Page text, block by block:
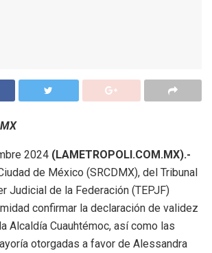
2024 (LAMETROPOLI.COM.MX).-
de México (SRCDMX), del Tribunal
Judicial de la Federación (TEPJF)
confirmar la declaración de validez
Alcaldía Cuauhtémoc, así como las
otorgadas a favor de Alessandra